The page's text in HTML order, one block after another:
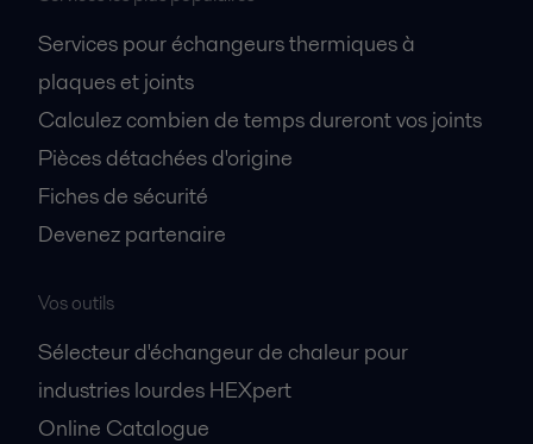
Services pour échangeurs thermiques à
plaques et joints
Calculez combien de temps dureront vos joints
Pièces détachées d'origine
Fiches de sécurité
Devenez partenaire
Vos outils
Sélecteur d'échangeur de chaleur pour
industries lourdes HEXpert
Online Catalogue